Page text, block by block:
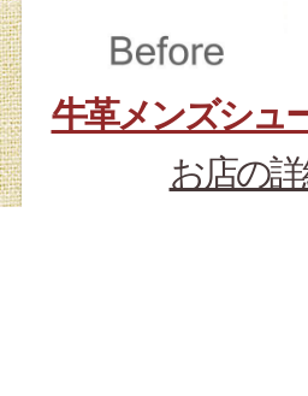
牛革メンズシュ
お店の